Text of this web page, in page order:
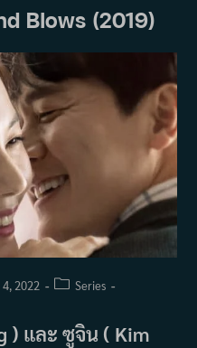
Blows (2019)
2022
PostSeries
) และ ซูจิน ( Kim